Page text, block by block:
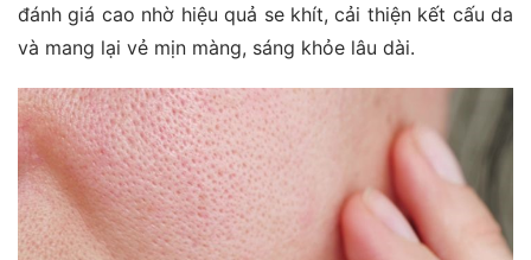
đánh giá cao nhờ hiệu quả se khít, cải thiện kết cấu da
và mang lại vẻ mịn màng, sáng khỏe lâu dài.